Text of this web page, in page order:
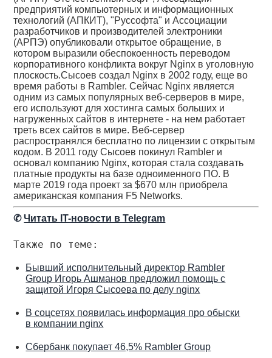
предприятий компьютерных и информационных
технологий (АПКИТ), "Руссофта" и Ассоциации
разработчиков и производителей электроники
(АРПЭ) опубликовали открытое обращение, в
котором выразили обеспокоенность переводом
корпоративного конфликта вокруг Nginx в уголовную
плоскость.Сысоев создал Nginx в 2002 году, еще во
время работы в Rambler. Сейчас Nginx является
одним из самых популярных веб-серверов в мире,
его используют для хостинга самых больших и
нагруженных сайтов в интернете - на нем работает
треть всех сайтов в мире. Веб-сервер
распространялся бесплатно по лицензии с открытым
кодом. В 2011 году Сысоев покинул Rambler и
основал компанию Nginx, которая стала создавать
платные продукты на базе одноименного ПО. В
марте 2019 года проект за $670 млн приобрела
американская компания F5 Networks.
✆Читать IT-новости в Telegram
Также по теме:
Бывший исполнительный директор Rambler
Group Игорь Ашманов предложил помощь с
защитой Игоря Сысоева по делу nginx
В соцсетях появилась информация про обыски
в компании nginx
Сбербанк покупает 46,5% Rambler Group